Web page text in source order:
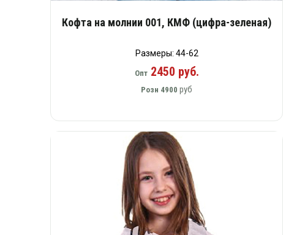
Кофта на молнии 001, КМФ (цифра-зеленая)
Размеры: 44-62
Опт2450 руб.
Розн 4900 руб